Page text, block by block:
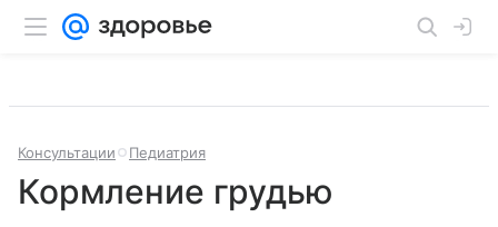
Консультации Педиатрия
Кормление грудью